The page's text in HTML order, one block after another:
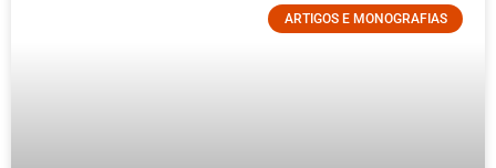
ARTIGOS E MONOGRAFIAS